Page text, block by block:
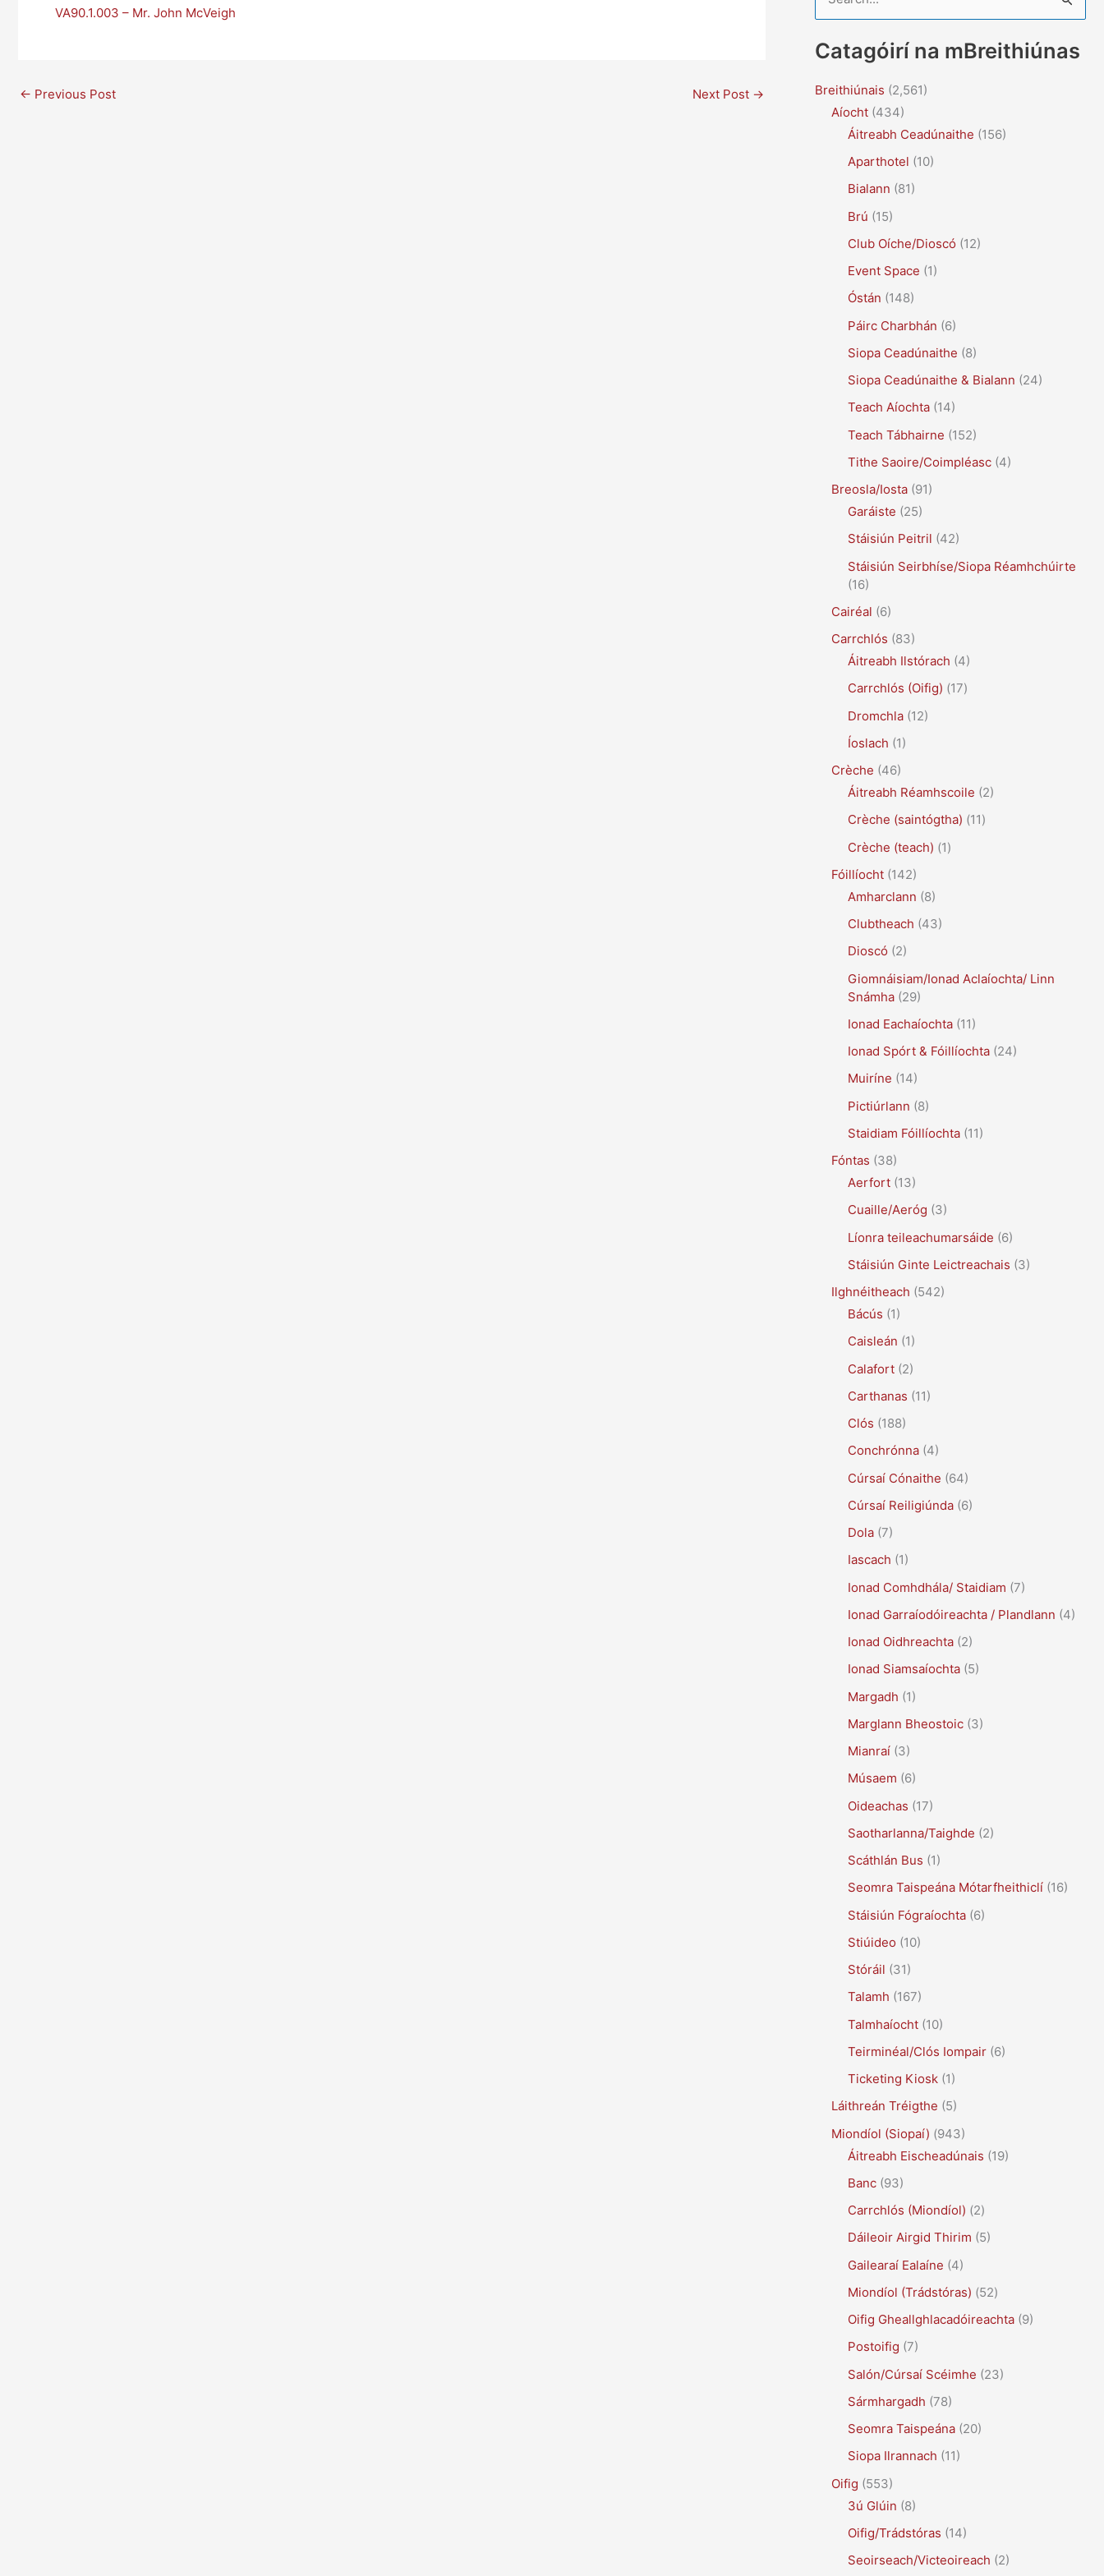
VA90.1.003 – Mr. John McVeigh
← Previous Post Next Post →
e
a
c
Catagóirí na mBreithiúnas
Breithiúnais (2,561)
Aíocht (434)
Áitreabh Ceadúnaithe (156)
Aparthotel (10)
Bialann (81)
Brú (15)
Club Oíche/Dioscó (12)
Event Space (1)
Óstán (148)
Páirc Charbhán (6)
Siopa Ceadúnaithe (8)
Siopa Ceadúnaithe & Bialann (24)
Teach Aíochta (14)
Teach Tábhairne (152)
Tithe Saoire/Coimpléasc (4)
Breosla/Iosta (91)
Garáiste (25)
Stáisiún Peitril (42)
Stáisiún Seirbhíse/Siopa Réamhchúirte
(16)
Cairéal (6)
Carrchlós (83)
Áitreabh Ilstórach (4)
Carrchlós (Oifig) (17)
Dromchla (12)
Íoslach (1)
Crèche (46)
Áitreabh Réamhscoile (2)
Crèche (saintógtha) (11)
Crèche (teach) (1)
Fóillíocht (142)
Amharclann (8)
Clubtheach (43)
Dioscó (2)
Giomnáisiam/Ionad Aclaíochta/ Linn
Snámha (29)
Ionad Eachaíochta (11)
Ionad Spórt & Fóillíochta (24)
Muiríne (14)
Pictiúrlann (8)
Staidiam Fóillíochta (11)
Fóntas (38)
Aerfort (13)
Cuaille/Aeróg (3)
Líonra teileachumarsáide (6)
Stáisiún Ginte Leictreachais (3)
Ilghnéitheach (542)
Bácús (1)
Caisleán (1)
Calafort (2)
Carthanas (11)
Clós (188)
Conchrónna (4)
Cúrsaí Cónaithe (64)
Cúrsaí Reiligiúnda (6)
Dola (7)
Iascach (1)
Ionad Comhdhála/ Staidiam (7)
Ionad Garraíodóireachta / Plandlann (4)
Ionad Oidhreachta (2)
Ionad Siamsaíochta (5)
Margadh (1)
Marglann Bheostoic (3)
Mianraí (3)
Músaem (6)
Oideachas (17)
Saotharlanna/Taighde (2)
Scáthlán Bus (1)
Seomra Taispeána Mótarfheithiclí (16)
Stáisiún Fógraíochta (6)
Stiúideo (10)
Stóráil (31)
Talamh (167)
Talmhaíocht (10)
Teirminéal/Clós Iompair (6)
Ticketing Kiosk (1)
Láithreán Tréigthe (5)
Miondíol (Siopaí) (943)
Áitreabh Eischeadúnais (19)
Banc (93)
Carrchlós (Miondíol) (2)
Dáileoir Airgid Thirim (5)
Gailearaí Ealaíne (4)
Miondíol (Trádstóras) (52)
Oifig Gheallghlacadóireachta (9)
Postoifig (7)
Salón/Cúrsaí Scéimhe (23)
Sármhargadh (78)
Seomra Taispeána (20)
Siopa Ilrannach (11)
Oifig (553)
3ú Glúin (8)
Oifig/Trádstóras (14)
Seoirseach/Victeoireach (2)